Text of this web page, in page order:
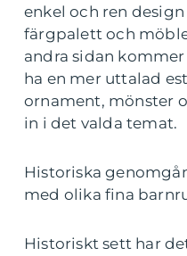
enkel och ren
färgpalett och
andra sidan
ha en mer uttalad
ornament, mönster
in i det valda temat.
Historiska
med olika fina
Historiskt sett har